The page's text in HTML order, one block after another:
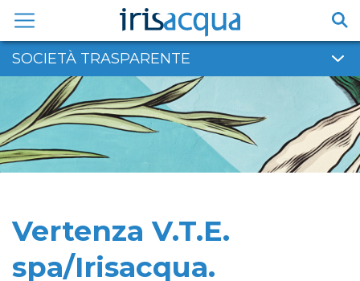
contenuto
SOCIETÀ TRASPARENTE
Vertenza V.T.E.
spa/Irisacqua.